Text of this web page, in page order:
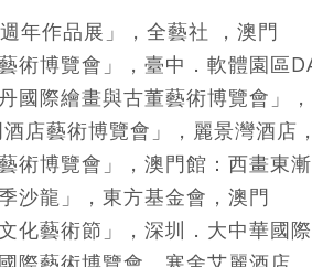
週年作品展」，全
會」，臺中．軟體園區
畫與古董藝術博覽會」，
術博覽會」，麗景灣酒店
會」，澳門館：西畫東漸
」，東方基金會，澳門
節」，深圳．大中華國際